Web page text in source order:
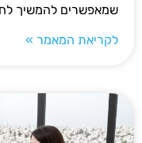
שמאפשרים להמשיך
לקריאת המאמר »